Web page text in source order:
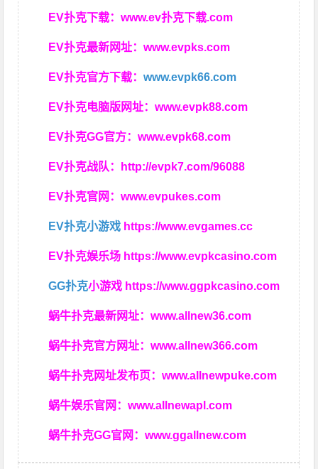
EV扑克下载：www.ev扑克下载.com
EV扑克最新网址：www.evpks.com
EV扑克官方下载：www.evpk66.com
EV扑克电脑版网址：www.evpk88.com
EV扑克GG官方：www.evpk68.com
EV扑克战队： http://evpk7.com/96088
EV扑克官网：www.evpukes.com
EV扑克小游戏 https://www.evgames.cc
EV扑克娱乐场 https://www.evpkcasino.com
GG扑克小游戏 https://www.ggpkcasino.com
蜗牛扑克最新网址：www.allnew36.com
蜗牛扑克官方网址：www.allnew366.com
蜗牛扑克网址发布页：www.allnewpuke.com
蜗牛娱乐官网：www.allnewapl.com
蜗牛扑克GG官网：www.ggallnew.com